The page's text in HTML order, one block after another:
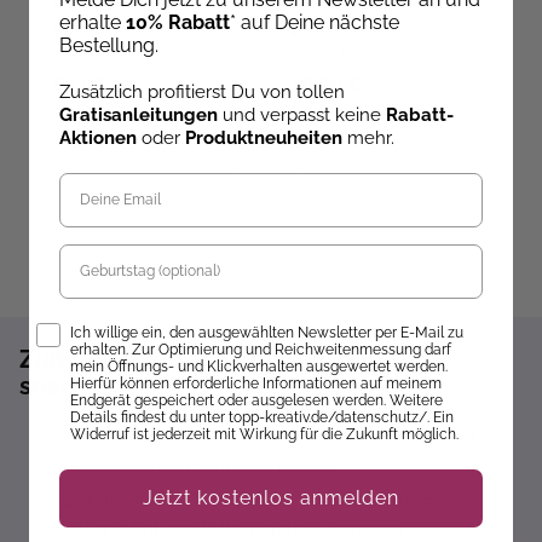
Bücherfans
Ab dem 10.09.26
versandbereit
59,99 €
und Klein
Ab dem 13.08.26
59,99 €
Zum Newsletter anmelden und 10%
sparen!*
Sofort 10% Rabatt auf die nächste Bestellung
Exklusive Angebote erhalten
Gratisanleitungen per Newsletter erhalten
Keine Rabatt-Aktion mehr verpassen
erhalte 10% Rabatt* auf Deine nächste
Bestellung.
Zusätzlich profitierst Du von tollen
Gratisanleitungen und verpasst keine Rabatt-
Aktionen oder Produktneuheiten mehr.
Geburtstag
Opt-InIch willige ein, den ausgewählten Newsletter per E-Mail zu
erhalten. Zur Optimierung und Reichweitenmessung darf
mein Öffnungs- und Klickverhalten ausgewertet werden.
Hierfür können erforderliche Informationen auf meinem
Endgerät gespeichert oder ausgelesen werden. Weitere
Details findest du unter topp-kreativ.de/datenschutz/. Ein
Widerruf ist jederzeit mit Wirkung für die Zukunft möglich.
Jetzt kostenlos anmelden